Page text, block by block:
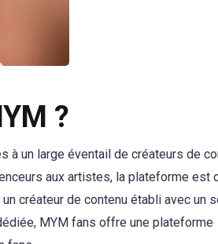
?
un large éventail de créateurs de
aux artistes, la plateforme est
créateur de contenu établi avec un
MYM fans offre une plateforme